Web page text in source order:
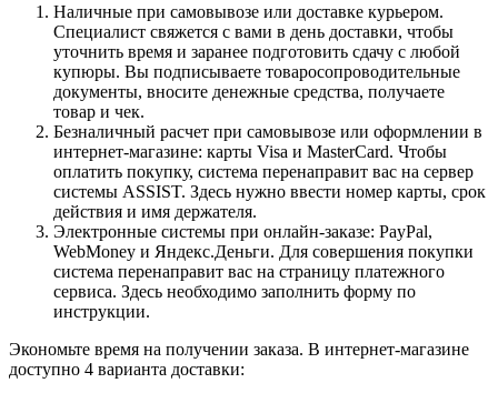
Наличные при самовывозе или доставке курьером.
Специалист свяжется с вами в день доставки, чтобы
уточнить время и заранее подготовить сдачу с любой
купюры. Вы подписываете товаросопроводительные
документы, вносите денежные средства, получаете
товар и чек.
Безналичный расчет при самовывозе или оформлении в
интернет-магазине: карты Visa и MasterCard. Чтобы
оплатить покупку, система перенаправит вас на сервер
системы ASSIST. Здесь нужно ввести номер карты, срок
действия и имя держателя.
Электронные системы при онлайн-заказе: PayPal,
WebMoney и Яндекс.Деньги. Для совершения покупки
система перенаправит вас на страницу платежного
сервиса. Здесь необходимо заполнить форму по
инструкции.
Экономьте время на получении заказа. В интернет-магазине
доступно 4 варианта доставки: